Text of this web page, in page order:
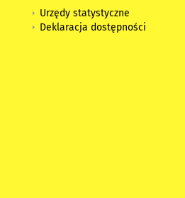
Urzędy statystyczne
Deklaracja dostępności